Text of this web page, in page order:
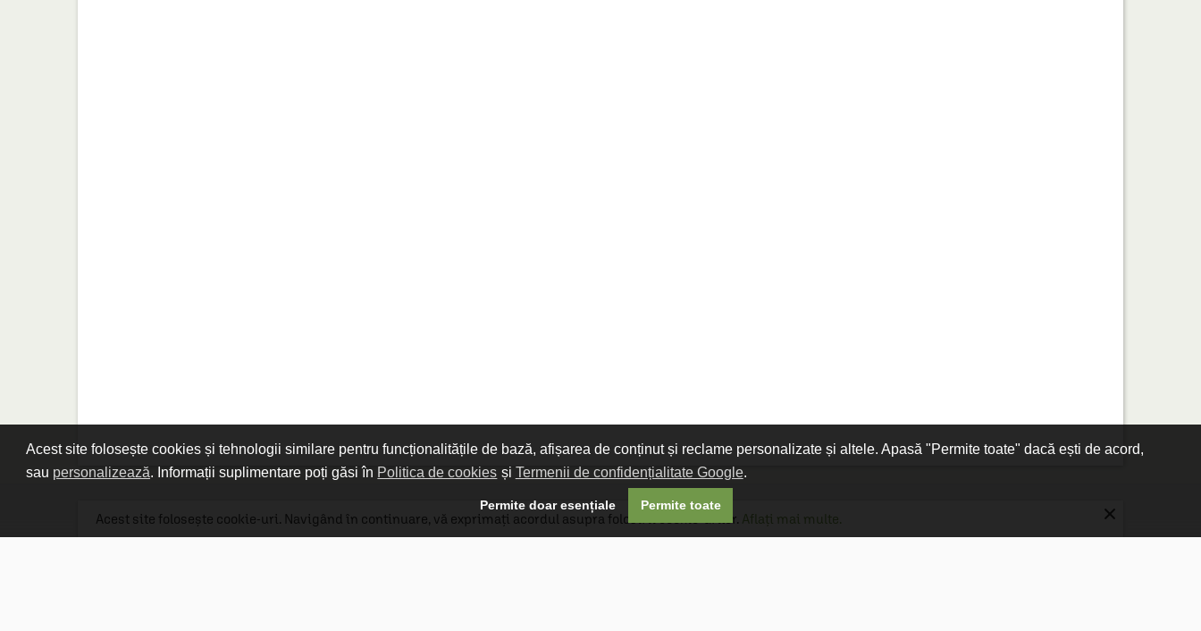
Acest site folosește cookies și tehnologii similare pentru funcționalitățile de bază, afișarea de conținut și reclame personalizate și altele. Apasă "Permite toate" dacă ești de acord,
sau personalizează. Informații suplimentare poți găsi în Politica de cookies și Termenii de confidențialitate Google.
Permite doar esențiale Permite toate
Linkuri utile  Livrare gratuită
Acest site folosește cookie-uri. Navigând în continuare, vă exprimați acordul asupra folosirii cookie-urilor. Aflați mai multe. ×